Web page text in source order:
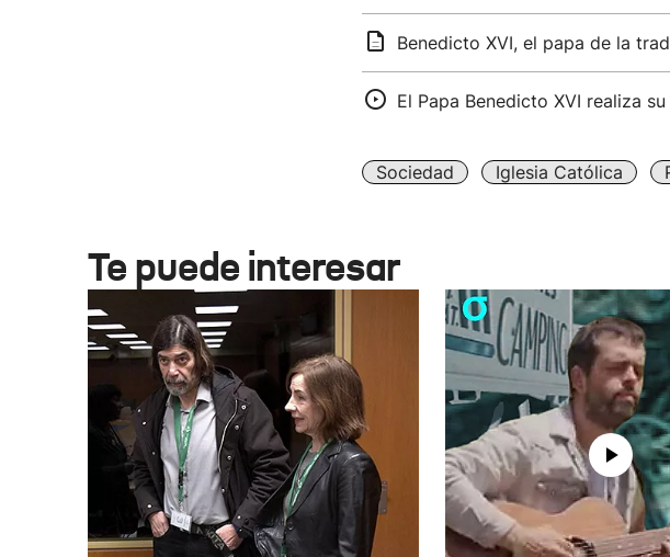
Benedicto XVI, el papa de la
El Papa Benedicto XVI realiza
Sociedad Iglesia Católica
Te puede interesar